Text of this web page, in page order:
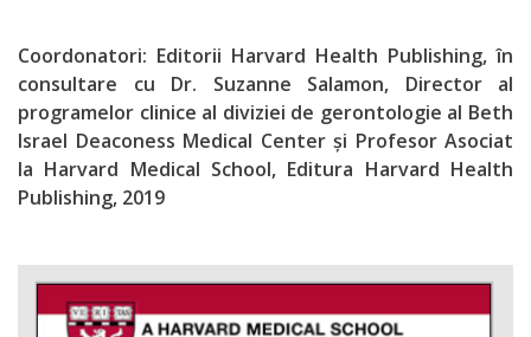
Coordonatori: Editorii Harvard Health Publishing, în
consultare cu Dr. Suzanne Salamon, Director al
programelor clinice al diviziei de gerontologie al Beth
Israel Deaconess Medical Center și Profesor Asociat
la Harvard Medical School, Editura Harvard Health
Publishing, 2019